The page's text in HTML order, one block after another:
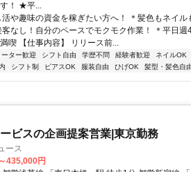
！ ★平...
や趣味の資金を稼ぎたい方へ！ ＊髪色もネイル
なし！自分のペースでモクモク作業！ ＊平日週
喫 【仕事内容】 リリース前...
ーター歓迎 シフト自由 学歴不問 経験者歓迎 ネイルOK
シフト制 ピアスOK 服装自由 ひげOK 髪型・髪色自
ビスの企画提案営業|東京勤務
ース
435,000円